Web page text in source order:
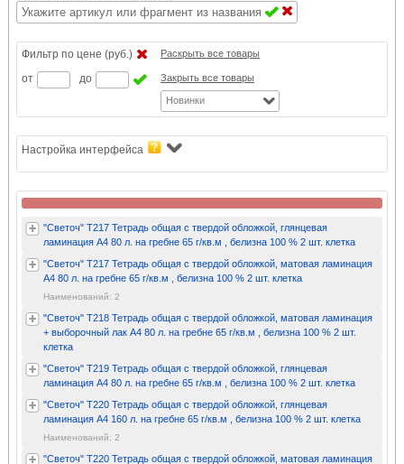
Фильтр по цене (руб.)
от
до
Раскрыть все товары
Закрыть все товары
Новинки
Настройка интерфейса
"Светоч" Т217 Тетрадь общая с твердой обложкой, глянцевая
ламинация A4 80 л. на гребне 65 г/кв.м , белизна 100 % 2 шт. клетка
"Светоч" Т217 Тетрадь общая с твердой обложкой, матовая ламинация
A4 80 л. на гребне 65 г/кв.м , белизна 100 % 2 шт. клетка
Наименований: 2
"Светоч" Т218 Тетрадь общая с твердой обложкой, матовая ламинация
+ выборочный лак A4 80 л. на гребне 65 г/кв.м , белизна 100 % 2 шт.
клетка
"Светоч" Т219 Тетрадь общая с твердой обложкой, глянцевая
ламинация A4 80 л. на гребне 65 г/кв.м , белизна 100 % 2 шт. клетка
"Светоч" Т220 Тетрадь общая с твердой обложкой, глянцевая
ламинация A4 160 л. на гребне 65 г/кв.м , белизна 100 % 2 шт. клетка
Наименований: 2
"Светоч" Т220 Тетрадь общая с твердой обложкой, матовая ламинация